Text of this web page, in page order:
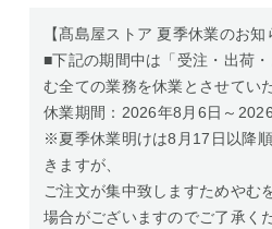
【髙島屋ストア 夏季休業のお知
■下記の期間中は「受注・出荷
む全ての業務を休業とさせてい
休業期間：2026年8月6日～
※夏季休業明けは8月17日以降
きますが、
ご注文が集中致しますためやむ
場合がございますのでご了承く